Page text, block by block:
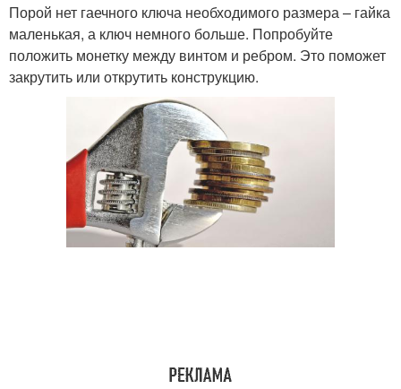
Порой нет гаечного ключа необходимого размера – гайка
маленькая, а ключ немного больше. Попробуйте
положить монетку между винтом и ребром. Это поможет
закрутить или открутить конструкцию.